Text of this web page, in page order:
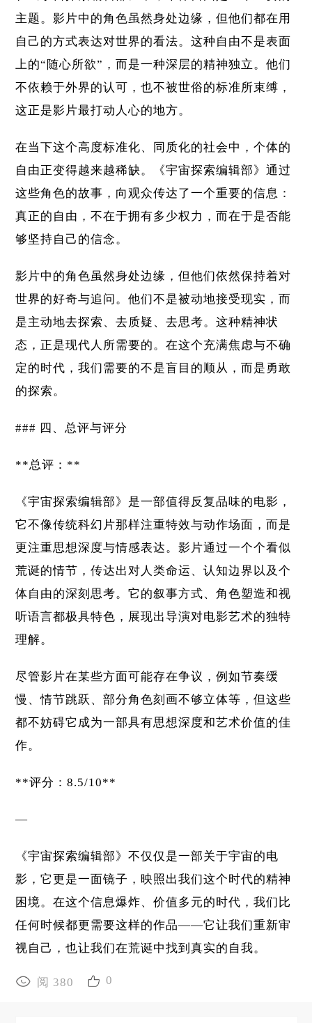
主题。影片中的角色虽然身处边缘，但他们都在用
自己的方式表达对世界的看法。这种自由不是表面
上的“随心所欲”，而是一种深层的精神独立。他们
不依赖于外界的认可，也不被世俗的标准所束缚，
这正是影片最打动人心的地方。
在当下这个高度标准化、同质化的社会中，个体的
自由正变得越来越稀缺。《宇宙探索编辑部》通过
这些角色的故事，向观众传达了一个重要的信息：
真正的自由，不在于拥有多少权力，而在于是否能
够坚持自己的信念。
影片中的角色虽然身处边缘，但他们依然保持着对
世界的好奇与追问。他们不是被动地接受现实，而
是主动地去探索、去质疑、去思考。这种精神状
态，正是现代人所需要的。在这个充满焦虑与不确
定的时代，我们需要的不是盲目的顺从，而是勇敢
的探索。
### 四、总评与评分
**总评：**
《宇宙探索编辑部》是一部值得反复品味的电影，
它不像传统科幻片那样注重特效与动作场面，而是
更注重思想深度与情感表达。影片通过一个个看似
荒诞的情节，传达出对人类命运、认知边界以及个
体自由的深刻思考。它的叙事方式、角色塑造和视
听语言都极具特色，展现出导演对电影艺术的独特
理解。
尽管影片在某些方面可能存在争议，例如节奏缓
慢、情节跳跃、部分角色刻画不够立体等，但这些
都不妨碍它成为一部具有思想深度和艺术价值的佳
作。
**评分：8.5/10**
—
《宇宙探索编辑部》不仅仅是一部关于宇宙的电
影，它更是一面镜子，映照出我们这个时代的精神
困境。在这个信息爆炸、价值多元的时代，我们比
任何时候都更需要这样的作品——它让我们重新审
视自己，也让我们在荒诞中找到真实的自我。
阅 380 0